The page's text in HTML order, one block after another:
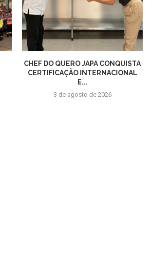
CHEF DO QUERO JAPA CONQUISTA
CERTIFICAÇÃO INTERNACIONAL
E...
3 de agosto de 2026